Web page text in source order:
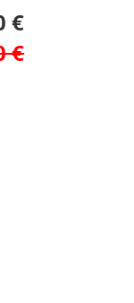
€
€